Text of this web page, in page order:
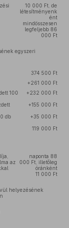
10 000 Ft, de
létesítményenk
ént
mindösszesen
legfeljebb 86
000 Ft
egyszeri
374 500 Ft
+261 000 Ft
100
+232 000 Ft
+155 000 Ft
db
+35 000 Ft
119 000 Ft
az
naponta 88
000 Ft, illetőleg
óránként
11 000 Ft
helyezésének